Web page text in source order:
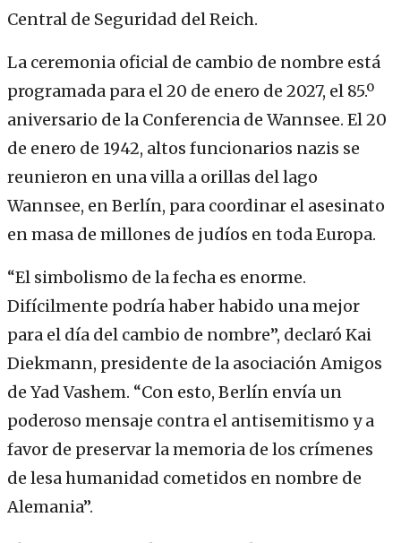
Central de Seguridad del Reich.
La ceremonia oficial de cambio de nombre está
programada para el 20 de enero de 2027, el 85.º
aniversario de la Conferencia de Wannsee. El 20
de enero de 1942, altos funcionarios nazis se
reunieron en una villa a orillas del lago
Wannsee, en Berlín, para coordinar el asesinato
en masa de millones de judíos en toda Europa.
“El simbolismo de la fecha es enorme.
Difícilmente podría haber habido una mejor
para el día del cambio de nombre”, declaró Kai
Diekmann, presidente de la asociación Amigos
de Yad Vashem. “Con esto, Berlín envía un
poderoso mensaje contra el antisemitismo y a
favor de preservar la memoria de los crímenes
de lesa humanidad cometidos en nombre de
Alemania”.